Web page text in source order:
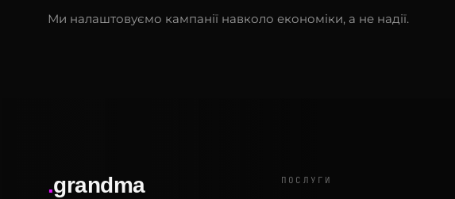
Ми налаштовуємо кампанії навколо економіки, а не надії.
.grandma ПОСЛУГИ